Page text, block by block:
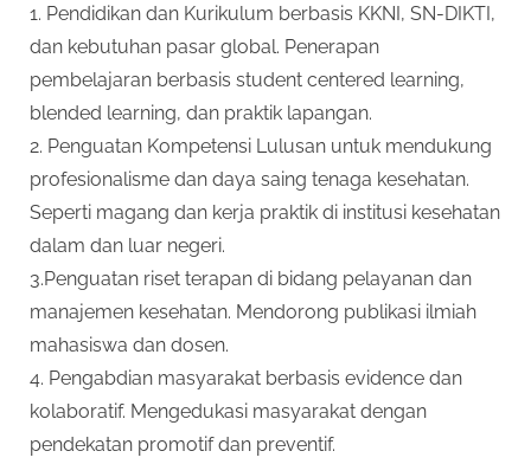
1. Pendidikan dan Kurikulum berbasis KKNI, SN-DIKTI,
dan kebutuhan pasar global. Penerapan
pembelajaran berbasis student centered learning,
blended learning, dan praktik lapangan.
2. Penguatan Kompetensi Lulusan untuk mendukung
profesionalisme dan daya saing tenaga kesehatan.
Seperti magang dan kerja praktik di institusi kesehatan
dalam dan luar negeri.
3.Penguatan riset terapan di bidang pelayanan dan
manajemen kesehatan. Mendorong publikasi ilmiah
mahasiswa dan dosen.
4. Pengabdian masyarakat berbasis evidence dan
kolaboratif. Mengedukasi masyarakat dengan
pendekatan promotif dan preventif.